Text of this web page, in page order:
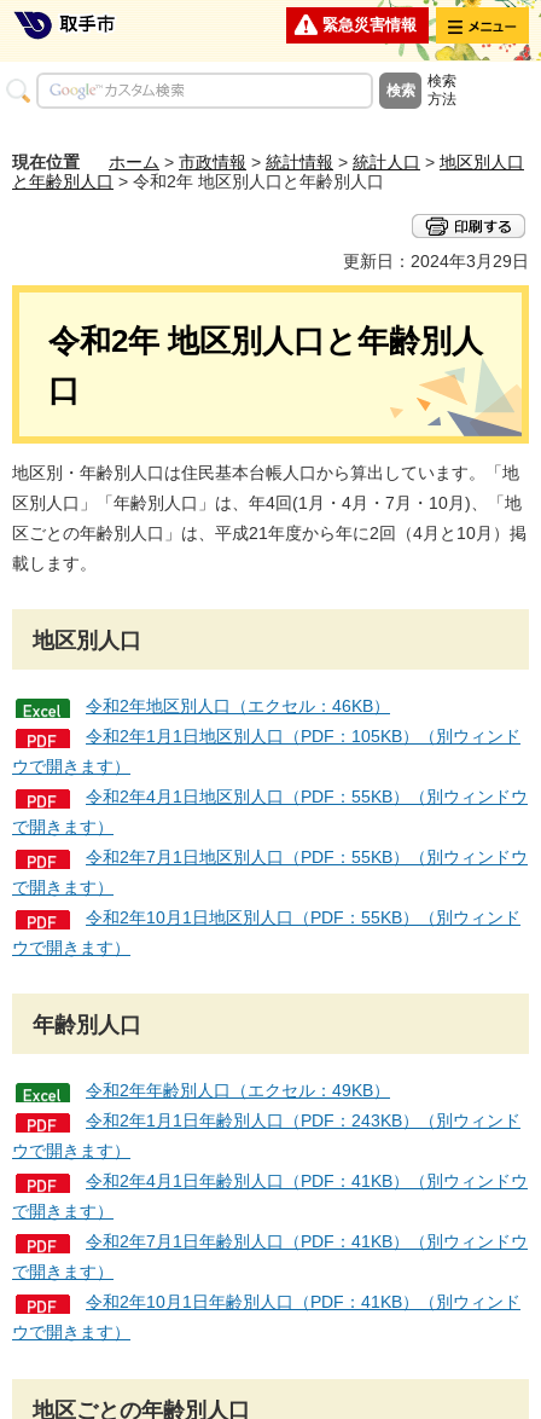
緊急災害情報 メニュー
検索
方法
現在位置 ホーム > 市政情報 > 統計情報 > 統計人口 > 地区別人口
と年齢別人口 > 令和2年 地区別人口と年齢別人口
更新日：2024年3月29日
令和2年 地区別人口と年齢別人
口
地区別・年齢別人口は住民基本台帳人口から算出しています。「地
区別人口」「年齢別人口」は、年4回(1月・4月・7月・10月)、「地
区ごとの年齢別人口」は、平成21年度から年に2回（4月と10月）掲
載します。
地区別人口
令和2年地区別人口（エクセル：46KB）
令和2年1月1日地区別人口（PDF：105KB）（別ウィンド
ウで開きます）
令和2年4月1日地区別人口（PDF：55KB）（別ウィンドウ
で開きます）
令和2年7月1日地区別人口（PDF：55KB）（別ウィンドウ
で開きます）
令和2年10月1日地区別人口（PDF：55KB）（別ウィンド
ウで開きます）
年齢別人口
令和2年年齢別人口（エクセル：49KB）
令和2年1月1日年齢別人口（PDF：243KB）（別ウィンド
ウで開きます）
令和2年4月1日年齢別人口（PDF：41KB）（別ウィンドウ
で開きます）
令和2年7月1日年齢別人口（PDF：41KB）（別ウィンドウ
で開きます）
令和2年10月1日年齢別人口（PDF：41KB）（別ウィンド
ウで開きます）
地区ごとの年齢別人口